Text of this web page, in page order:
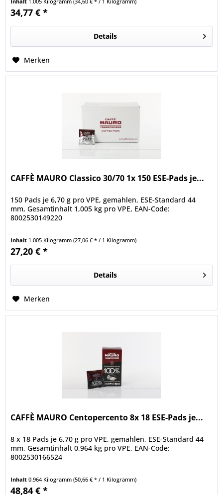
34,77 € *
Details
Merken
CAFFÈ MAURO Classico 30/70 1x 150 ESE-Pads je...
150 Pads je 6,70 g pro VPE, gemahlen, ESE-Standard 44
mm, Gesamtinhalt 1,005 kg pro VPE, EAN-Code:
8002530149220
Inhalt 1.005 Kilogramm(27,06 € * / 1 Kilogramm)
27,20 € *
Details
Merken
CAFFÈ MAURO Centopercento 8x 18 ESE-Pads je...
8 x 18 Pads je 6,70 g pro VPE, gemahlen, ESE-Standard 44
mm, Gesamtinhalt 0,964 kg pro VPE, EAN-Code:
8002530166524
Inhalt0.964 Kilogramm(50,66 € * / 1 Kilogramm)
48,84 € *